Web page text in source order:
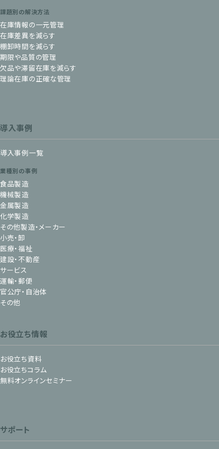
課題別の解決方法
在庫情報の一元管理
在庫差異を減らす
棚卸時間を減らす
期限や品質の管理
欠品や滞留在庫を減らす
理論在庫の正確な管理
導入事例
導入事例一覧
業種別の事例
食品製造
機械製造
金属製造
化学製造
その他製造・メーカー
小売・卸
医療・福祉
建設・不動産
サービス
運輸・郵便
官公庁・自治体
その他
お役立ち情報
お役立ち資料
お役立ちコラム
無料オンラインセミナー
サポート